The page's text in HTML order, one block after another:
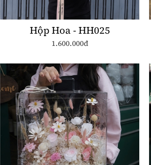
Hộp Hoa - HH025
1.600.000đ